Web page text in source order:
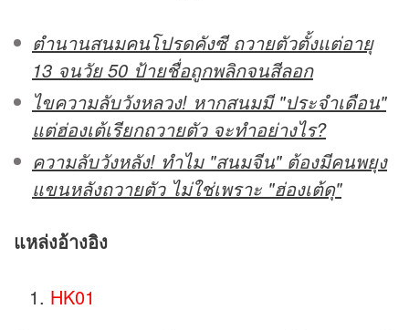
ตำนานสนมคนโปรดคังซี ถวายตัวตั้งแต่อายุ
13 จนวัย 50 ป้ายชื่อถูกพลิกจนสีลอก
ไขความลับวังหลวง! หากสนมมี "ประจำเดือน"
แต่ฮ่องเต้เรียกถวายตัว จะทำอย่างไร?
ความลับวังหลัง! ทำไม "สนมจีน" ต้องมีคนพยุง
แขนหลังถวายตัว ไม่ใช่เพราะ "ฮ่องเต้ดุ"
แหล่งอ้างอิง
HK01